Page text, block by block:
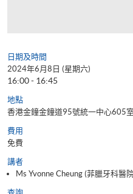
日期及時間
2024年6月8日 (星期六)
16:00 - 16:45
地點
香港金鐘金鐘道95號統一中心605
費用
免費
講者
Ms Yvonne Cheung (菲臘牙科醫